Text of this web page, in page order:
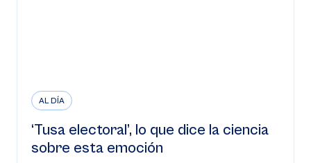
AL DÍA
‘Tusa electoral’, lo que dice la ciencia
sobre esta emoción